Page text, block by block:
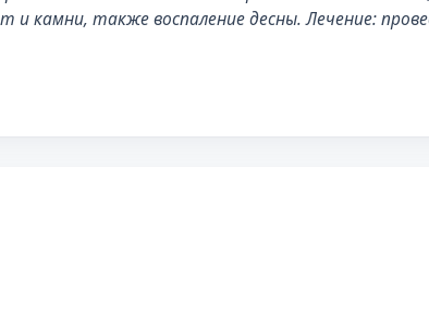
камни, также воспаление десны. Лечение: